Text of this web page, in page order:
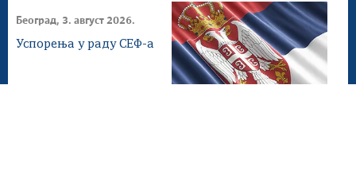
Београд, 3. август 2026.
Успорења у раду СЕФ-а